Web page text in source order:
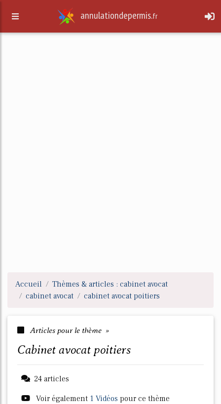
annulationdepermis.fr
Accueil
Thèmes & articles : cabinet avocat
cabinet avocat
cabinet avocat poitiers
Articles pour le thème »
cabinet avocat poitiers
24 articles
Voir également 1 Vidéos pour ce thème